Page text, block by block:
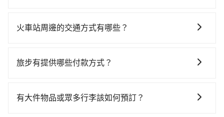
繞路。但如果全程使用tripool並到府專車接送，則每人
會額外浪費42分鐘在轉乘與等車上，現在還不馬上來預
或九人座可供選擇，而且無人租車最令人詬病的就是車
樣。另外，偶爾也會遇到明明已經預約了時間但上一位
小的風險。最後，雖然路邊隨租隨還看似方便，但實際
加上苗栗縣有些計程車司機不按錶計費，約有34%會採
斗煥坪新訓中心到全家便利商店東三門的最佳選擇。
風險。而tripool雇用的司機、使用的車輛以及配合的車
險。最好辨別叫的車是否合法，就看車牌的開頭，只要
繫好安全帶，如四歲以下或身高不足的幼童無法正常綁
選租用適合1~4歲的兒童汽車座椅或4歲以上的增高墊，
攜帶汽車座椅，不僅家中小寶貝坐的舒適習慣。
火車站周邊的交通方式有哪些？
方式： 公車或客運：乘坐公車或客運到達或離開火車
達或離開火車站，快捷便利。 包車：預定包車到達或離
旅步有提供哪些付款方式？
信用卡)、先享後付的AFTEE，您可以在訂單確認後的14
有大件物品或眾多行李該如何預訂？